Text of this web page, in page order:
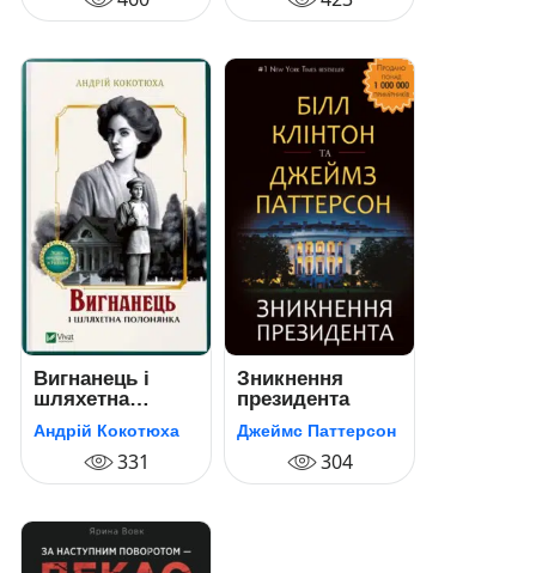
Вигнанець і
шляхетна
полонянка
Андрій Кокотюха
331
Зникнення
президента
Джеймс Паттерсон
304